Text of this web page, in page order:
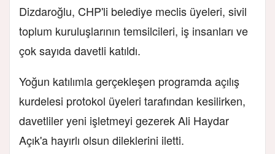
Dizdaroğlu, CHP'li belediye meclis üyeleri, sivil
toplum kuruluşlarının temsilcileri, iş insanları ve
çok sayıda davetli katıldı.
Yoğun katılımla gerçekleşen programda açılış
kurdelesi protokol üyeleri tarafından kesilirken,
davetliler yeni işletmeyi gezerek Ali Haydar
Açık'a hayırlı olsun dileklerini iletti.